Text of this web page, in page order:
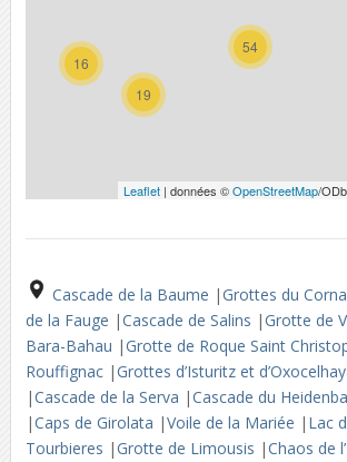
19
16
54
Leaflet | données ©OpenStreetMap/
Cascade de la Baume |Grottes du
de la Fauge |Cascade de Salins |Grotte de
Bara-Bahau |Grotte de Roque Saint
Rouffignac |Grottes d’Isturitz et
|Cascade de la Serva |Cascade du
|Caps de Girolata |Voile de la Mariée | Lac
Tourbieres |Grotte de Limousis |Chaos de